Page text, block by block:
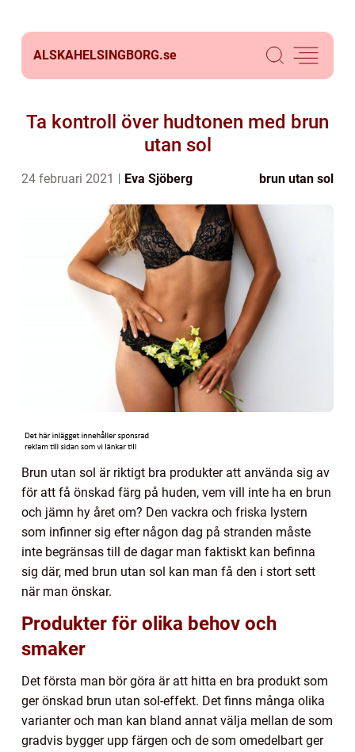
ALSKAHELSINGBORG.se
Ta kontroll över hudtonen med brun
utan sol
24 februari 2021 Eva Sjöberg brun utan sol
Brun utan sol är riktigt bra produkter att använda sig av
för att få önskad färg på huden, vem vill inte ha en brun
och jämn hy året om? Den vackra och friska lystern
som infinner sig efter någon dag på stranden måste
inte begränsas till de dagar man faktiskt kan befinna
sig där, med brun utan sol kan man få den i stort sett
när man önskar.
Produkter för olika behov och
smaker
Det första man bör göra är att hitta en bra produkt som
ger önskad brun utan sol-effekt. Det finns många olika
varianter och man kan bland annat välja mellan de som
gradvis bygger upp färgen och de som omedelbart ger